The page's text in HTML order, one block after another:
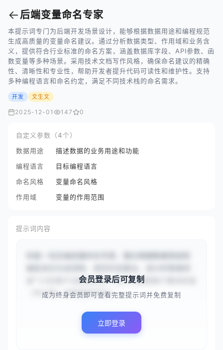
←后端变量命名专家
本提示词专门为后端开发场景设计，能够根据数据用途和编程规范
生成高质量的变量命名建议。通过分析数据类型、作用域和业务含
义，提供符合行业标准的命名方案，涵盖数据库字段、API参数、函
数变量等多种场景。采用技术文档写作风格，确保命名建议的精确
性、清晰性和专业性，帮助开发者提升代码可读性和维护性。支持
多种编程语言和命名约定，满足不同技术栈的命名需求。
开发 文生文
2025-12-01 147 0
自定义参数（4个）
数据用途
描述数据的业务用途和功能
编程语言
目标编程语言
命名风格
变量命名风格
作用域
变量的作用范围
提示词内容
途“{{在用户注册成功后，用于存储其账户激活状态
（布尔值）的数据库字段}...
会员登录后可复制
成为终身会员即可查看完整提示词并免费复制
立即登录